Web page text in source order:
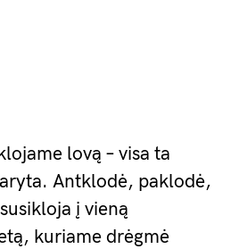
lovą – visa ta
Antklodė, paklodė,
į vieną
kuriame drėgmė